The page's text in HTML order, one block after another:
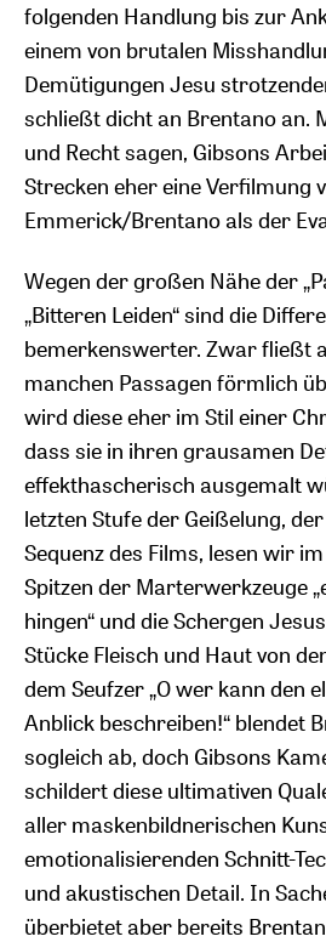
folgenden Handlung bis zur
einem von brutalen
Demütigungen Jesu
schließt dicht an Brentano an.
und Recht sagen, Gibsons
Strecken eher eine Verfilmung
Emmerick/Brentano als der
Wegen der großen Nähe der
„Bitteren Leiden“ sind die
bemerkenswerter. Zwar fließt
manchen Passagen förmlich
wird diese eher im Stil einer
dass sie in ihren grausamen
effekthascherisch ausgemalt
letzten Stufe der Geißelung,
Sequenz des Films, lesen wir
Spitzen der Marterwerkzeuge
hingen“ und die Schergen
Stücke Fleisch und Haut von
dem Seufzer „O wer kann den
Anblick beschreiben!“ blendet
sogleich ab, doch Gibsons
schildert diese ultimativen
aller maskenbildnerischen
emotionalisierenden Schnitt-
und akustischen Detail. In
überbietet aber bereits